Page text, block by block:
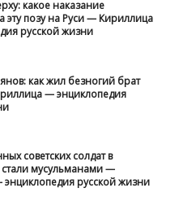
какое наказание
эту позу на Руси — Кириллица
русской жизни
как жил безногий брат
— энциклопедия
советских солдат в
стали мусульманами —
русской жизни